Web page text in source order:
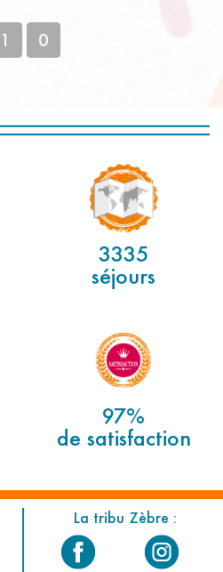
1
0
3335
séjours
97%
de satisfaction
La tribu Zèbre :